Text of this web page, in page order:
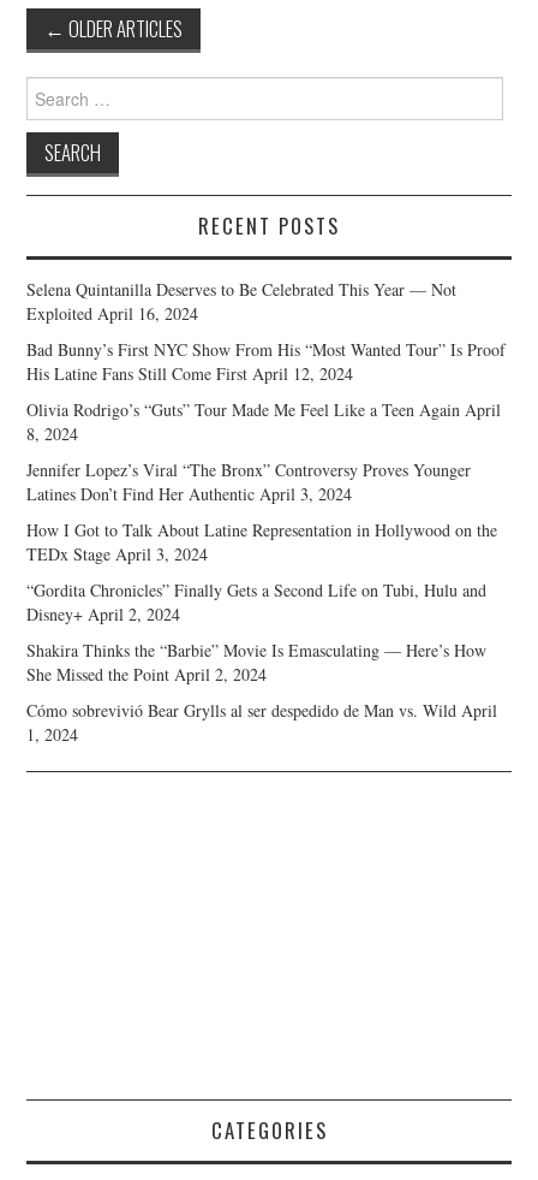
Post
navigation
← OLDER ARTICLES
Search
for:
RECENT POSTS
Selena Quintanilla Deserves to Be Celebrated This Year — Not
Exploited April 16, 2024
Bad Bunny’s First NYC Show From His “Most Wanted Tour” Is Proof
His Latine Fans Still Come First April 12, 2024
Olivia Rodrigo’s “Guts” Tour Made Me Feel Like a Teen Again April
8, 2024
Jennifer Lopez’s Viral “The Bronx” Controversy Proves Younger
Latines Don’t Find Her Authentic April 3, 2024
How I Got to Talk About Latine Representation in Hollywood on the
TEDx Stage April 3, 2024
“Gordita Chronicles” Finally Gets a Second Life on Tubi, Hulu and
Disney+ April 2, 2024
Shakira Thinks the “Barbie” Movie Is Emasculating — Here’s How
She Missed the Point April 2, 2024
Cómo sobrevivió Bear Grylls al ser despedido de Man vs. Wild April
1, 2024
CATEGORIES